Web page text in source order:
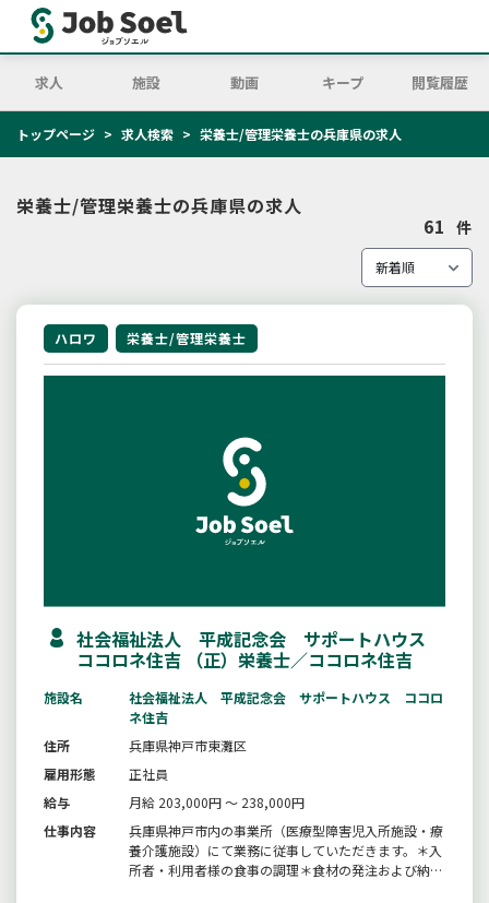
求人 施設 動画 キープ 閲覧履歴
トップページ 求人検索 栄養士/管理栄養士の兵庫県の求人
栄養士/管理栄養士の兵庫県の求人
61 件
ハロワ 栄養士/管理栄養士
社会福祉法人 平成記念会 サポートハウス
ココロネ住吉 （正）栄養士／ココロネ住吉
施設名
社会福祉法人 平成記念会 サポートハウス ココロ
ネ住吉
住所
兵庫県神戸市東灘区
雇用形態
正社員
給与
月給 203,000円 ～ 238,000円
仕事内容
兵庫県神戸市内の事業所（医療型障害児入所施設・療
養介護施設）にて業務に従事していただきます。＊入
所者・利用者様の食事の調理＊食材の発注および納品